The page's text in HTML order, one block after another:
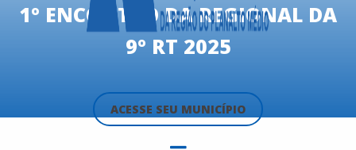
ACESSE SEU MUNICÍPIO
1º ENCONTRO DA REGIONAL DA
9º RT 2025